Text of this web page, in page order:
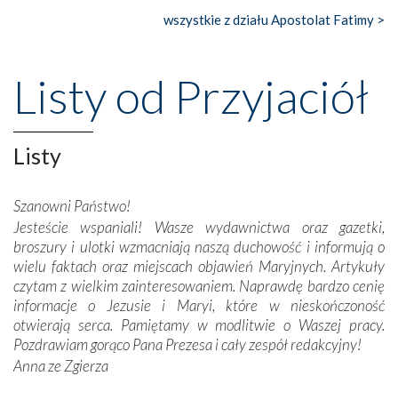
Nasze pielgrzymkowe wyprawy, których celem były
wznoszono na chwałę Bożą, na przykład – w podzięce za
Opatrznościową pomoc w wygranej bitwie o
niepodległość kraju. Zachwyt budziła potężna, a zarazem
misterna architektura tych monumentalnych dzieł,
wspaniałe zdobienia, dbałość ich twórców o detale,
budowniczych.
Podążyliśmy też śladami fatimskich wizjonerów – Łucji
dos Santos oraz świętych Hiacynty i Franciszka Marto.
Modliliśmy się przy ich grobach. Odprawiliśmy Drogę
Krzyżową w ich rodzinnych stronach, odwiedziliśmy
domy, w których żyli.
W miejscu objawień Matki Bożej zapaliliśmy świece
wszystkie z działu Apostolat Fatimy >
Listy od Przyjaciół
Listy
Szanowni Państwo!
Jesteście wspaniali! Wasze wydawnictwa oraz gazetki,
broszury i ulotki wzmacniają naszą duchowość i informują o
wielu faktach oraz miejscach objawień Maryjnych. Artykuły
czytam z wielkim zainteresowaniem. Naprawdę bardzo cenię
informacje o Jezusie i Maryi, które w nieskończoność
otwierają serca. Pamiętamy w modlitwie o Waszej pracy.
Pozdrawiam gorąco Pana Prezesa i cały zespół redakcyjny!
Anna ze Zgierza